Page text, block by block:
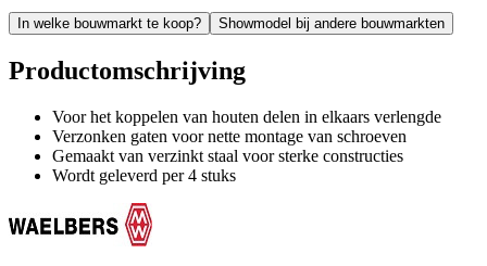
In welke bouwmarkt te koop? Showmodel bij andere bouwmarkten
Productomschrijving
Voor het koppelen van houten delen in elkaars verlengde
Verzonken gaten voor nette montage van schroeven
Gemaakt van verzinkt staal voor sterke constructies
Wordt geleverd per 4 stuks